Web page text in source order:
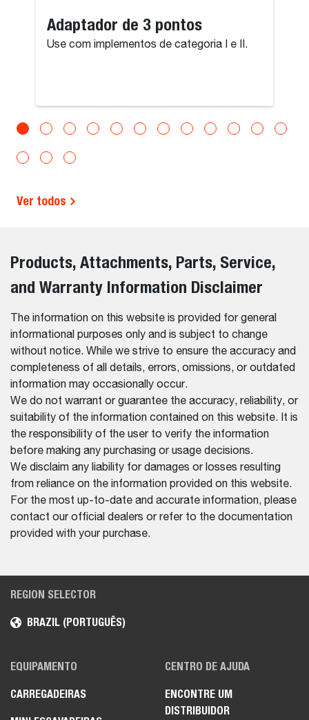
Adaptador de 3 pontos
Use com implementos de categoria I e II.
Ver todos
Products, Attachments, Parts, Service,
and Warranty Information Disclaimer
The information on this website is provided for general
informational purposes only and is subject to change
without notice. While we strive to ensure the accuracy and
completeness of all details, errors, omissions, or outdated
information may occasionally occur.
We do not warrant or guarantee the accuracy, reliability, or
suitability of the information contained on this website. It is
the responsibility of the user to verify the information
before making any purchasing or usage decisions.
We disclaim any liability for damages or losses resulting
from reliance on the information provided on this website.
For the most up-to-date and accurate information, please
contact our official dealers or refer to the documentation
provided with your purchase.
REGION SELECTOR
BRAZIL (PORTUGUÊS)
EQUIPAMENTO
CARREGADEIRAS
CENTRO DE AJUDA
ENCONTRE UM
DISTRIBUIDOR